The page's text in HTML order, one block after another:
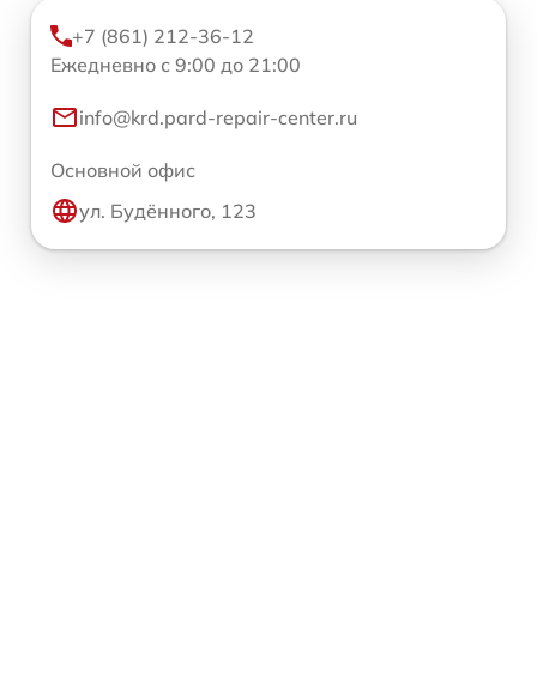
+7 (861) 212-36-12
Ежедневно с 9:00 до 21:00
info@krd.pard-repair-center.ru
Основной офис
ул. Будённого, 123